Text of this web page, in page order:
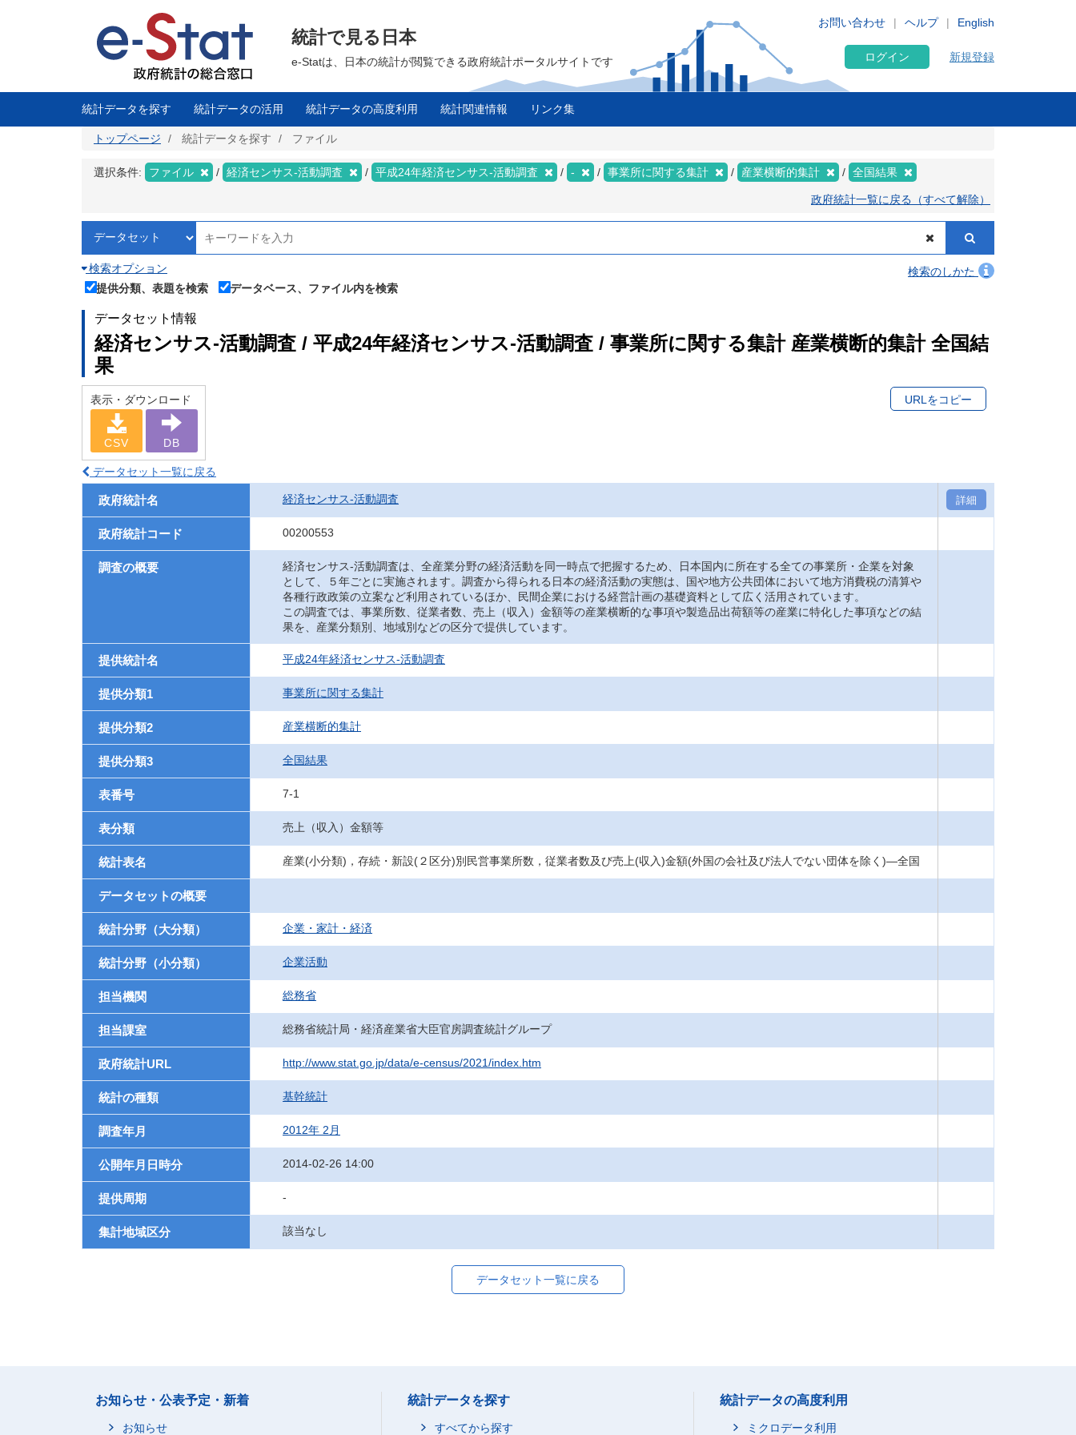
に
English
お問い合わせ ヘルプ
統計で見る日本
e-Statは、日本の統計が閲覧できる政府統計ポータルサイトです ログイン 新規登録
統計データを探す 統計データの活用 統計データの高度利用 統計関連情報 リンク集
トップページ 統計データを探す ファイル
選択条件: ファイル 経済センサス‐活動調査 平成24年経済センサス‐活動調査 - 事業所に関する集計 産業横断的集計 全国結果
政府統計一覧に戻る（すべて解除）
検索オプション
検索のしかた
提供分類、表題を検索
データベース、ファイル内を検索
データセット情報
経済センサス‐活動調査 / 平成24年経済センサス‐活動調査 / 事業所に関する集計 産業横断的集計 全国結
果
表示・ダウンロード
CSV DB
URLをコピー
データセット一覧に戻る
政府統計名 経済センサス‐活動調査 詳細
政府統計コード 00200553
調査の概要
経済センサス‐活動調査は、全産業分野の経済活動を同一時点で把握するため、日本国内に所在する全ての事業所・企業を対象
として、５年ごとに実施されます。調査から得られる日本の経済活動の実態は、国や地方公共団体において地方消費税の清算や
各種行政政策の立案など利用されているほか、民間企業における経営計画の基礎資料として広く活用されています。
この調査では、事業所数、従業者数、売上（収入）金額等の産業横断的な事項や製造品出荷額等の産業に特化した事項などの結
果を、産業分類別、地域別などの区分で提供しています。
提供統計名 平成24年経済センサス‐活動調査
提供分類1 事業所に関する集計
提供分類2 産業横断的集計
提供分類3 全国結果
表番号 7-1
表分類 売上（収入）金額等
統計表名 産業(小分類)，存続・新設(２区分)別民営事業所数，従業者数及び売上(収入)金額(外国の会社及び法人でない団体を除く)―全国
データセットの概要
統計分野（大分類） 企業・家計・経済
統計分野（小分類） 企業活動
担当機関 総務省
担当課室 総務省統計局・経済産業省大臣官房調査統計グループ
政府統計URL http://www.stat.go.jp/data/e-census/2021/index.htm
統計の種類 基幹統計
調査年月 2012年 2月
公開年月日時分 2014-02-26 14:00
提供周期 -
集計地域区分 該当なし
データセット一覧に戻る
お知らせ・公表予定・新着
お知らせ
統計データを探す
すべてから探す
統計データの高度利用
ミクロデータ利用